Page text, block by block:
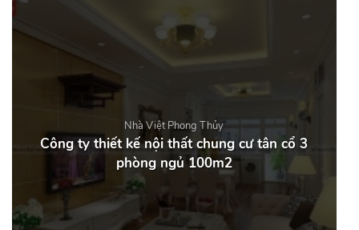
Nhà Việt Phong Thủy
Công ty thiết kế nội thất chung cư tân cổ 3
phòng ngủ 100m2